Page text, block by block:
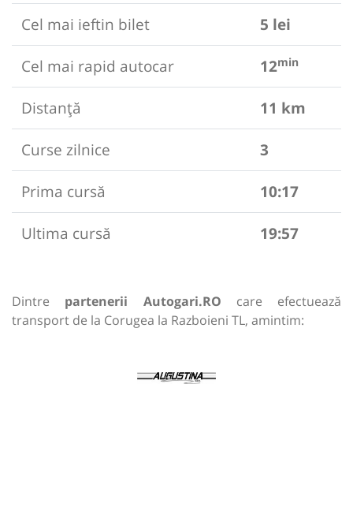
Cel mai ieftin bilet
5 lei
Cel mai rapid autocar
12min
Distanță
11 km
Curse zilnice
3
Prima cursă
10:17
Ultima cursă
19:57
Dintre partenerii Autogari.RO care efectuează
transport de la Corugea la Razboieni TL, amintim: